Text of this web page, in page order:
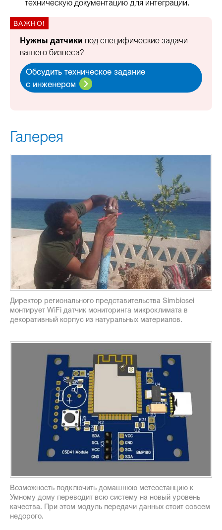
техническую документацию для интеграции.
Нужны датчики под специфические задачи
вашего бизнеса?
Обсудить техническое задание
с инженером
Галерея
Директор регионального представительства Simbiosei
монтирует WiFi датчик мониторинга микроклимата в
декоративный корпус из натуральных материалов.
Возможность подключить домашнюю метеостанцию к
Умному дому переводит всю систему на новый уровень
качества. При этом модуль передачи данных стоит совсем
недорого.